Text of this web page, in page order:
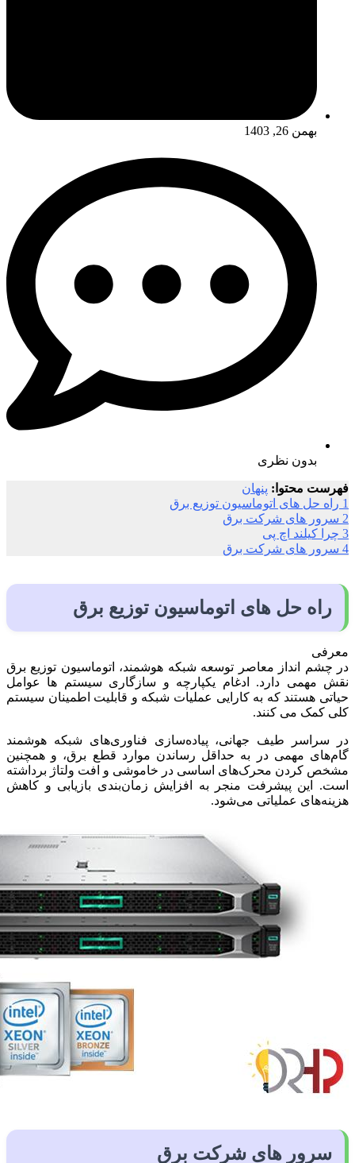
بهمن 26, 1403
بدون نظری
فهرست محتوا: پنهان
1 راه حل های اتوماسیون توزیع برق
2 سرور های شرکت برق
3 چرا کیلند اچ پی
4 سرور های شرکت برق
راه حل های اتوماسیون توزیع برق
معرفی
در چشم انداز معاصر توسعه شبکه هوشمند، اتوماسیون توزیع برق
نقش مهمی دارد. ادغام یکپارچه و سازگاری سیستم ها عوامل
حیاتی هستند که به کارایی عملیات شبکه و قابلیت اطمینان سیستم
کلی کمک می کنند.
در سراسر طیف جهانی، پیاده‌سازی فناوری‌های شبکه هوشمند
گام‌های مهمی در به حداقل رساندن موارد قطع برق، و همچنین
مشخص کردن محرک‌های اساسی در خاموشی و افت ولتاژ برداشته
است. این پیشرفت منجر به افزایش زمان‌بندی بازیابی و کاهش
هزینه‌های عملیاتی می‌شود.
سرور های شرکت برق